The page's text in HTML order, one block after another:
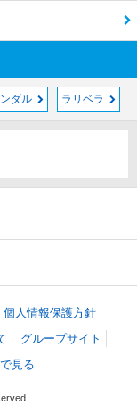
ダル ラリベラ
個人情報保護方針
グループサイト
見る